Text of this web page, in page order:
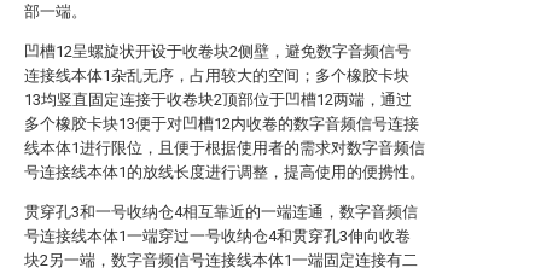
部一端。
凹槽12呈螺旋状开设于收卷块2侧壁，避免数字音频信号
连接线本体1杂乱无序，占用较大的空间；多个橡胶卡块
13均竖直固定连接于收卷块2顶部位于凹槽12两端，通过
多个橡胶卡块13便于对凹槽12内收卷的数字音频信号连接
线本体1进行限位，且便于根据使用者的需求对数字音频信
号连接线本体1的放线长度进行调整，提高使用的便携性。
贯穿孔3和一号收纳仓4相互靠近的一端连通，数字音频信
号连接线本体1一端穿过一号收纳仓4和贯穿孔3伸向收卷
块2另一端，数字音频信号连接线本体1一端固定连接有二